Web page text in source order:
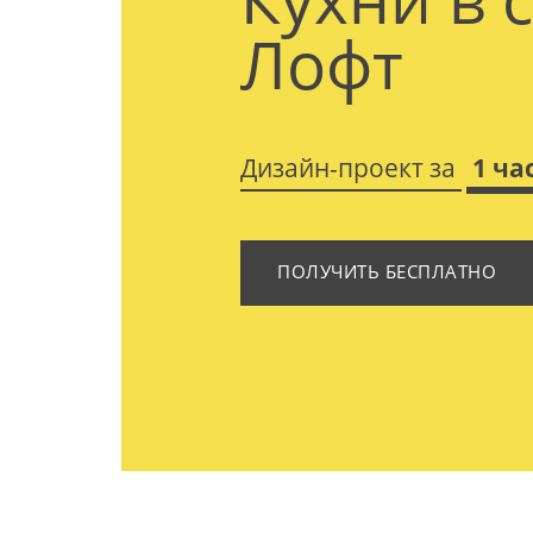
Лофт
Дизайн-проект за 1
ПОЛУЧИТЬ БЕСПЛАТНО